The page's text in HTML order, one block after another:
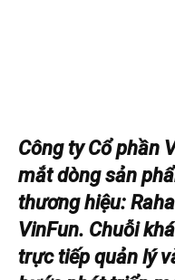
Công ty Cổ phần
mắt dòng sản
thương hiệu:
VinFun. Chuỗi
trực tiếp quản lý